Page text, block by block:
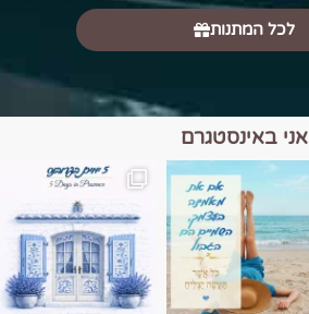
לכל המתנות
אני באינסטגרם